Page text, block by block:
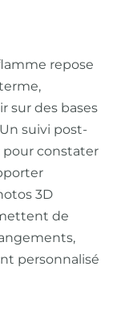
repose
sur des bases
suivi post-
pour constater
3D
de
personnalisé